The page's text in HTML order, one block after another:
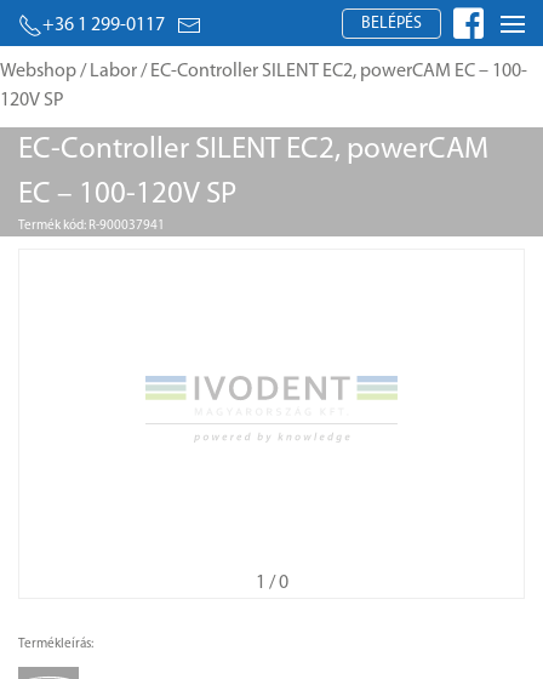
+36 1 299-0117 BELÉPÉS
Webshop/ Labor/ EC-Controller SILENT EC2, powerCAM EC – 100-
120V SP
EC-Controller SILENT EC2, powerCAM
EC – 100-120V SP
Termék kód: R-900037941
1 / 0
Termékleírás: